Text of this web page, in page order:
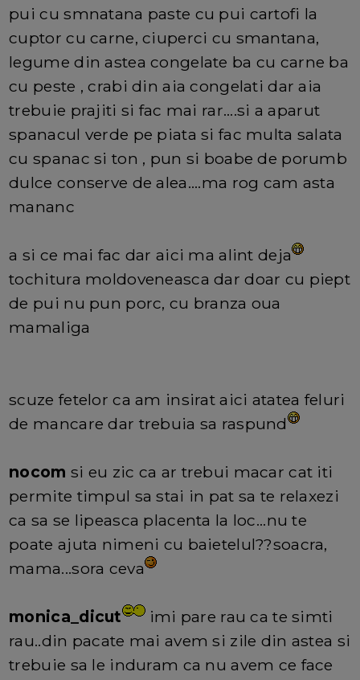
pui cu smnatana paste cu pui cartofi la
cuptor cu carne, ciuperci cu smantana,
legume din astea congelate ba cu carne ba
cu peste , crabi din aia congelati dar aia
trebuie prajiti si fac mai rar....si a aparut
spanacul verde pe piata si fac multa salata
cu spanac si ton , pun si boabe de porumb
dulce conserve de alea....ma rog cam asta
mananc
a si ce mai fac dar aici ma alint deja
tochitura moldoveneasca dar doar cu piept
de pui nu pun porc, cu branza oua
mamaliga
scuze fetelor ca am insirat aici atatea feluri
de mancare dar trebuia sa raspund
nocom si eu zic ca ar trebui macar cat iti
permite timpul sa stai in pat sa te relaxezi
ca sa se lipeasca placenta la loc...nu te
poate ajuta nimeni cu baietelul??soacra,
mama...sora ceva
monica_dicut
imi pare rau ca te simti
rau..din pacate mai avem si zile din astea si
trebuie sa le induram ca nu avem ce face